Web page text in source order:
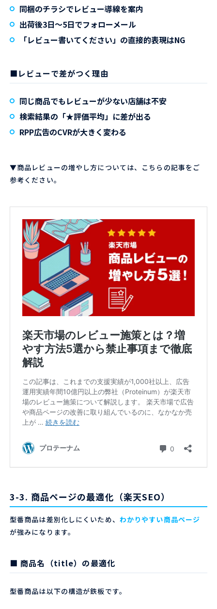
同梱のチラシでレビュー導線を案内
出荷後3日〜5日でフォローメール
「レビュー書いてください」の直接的表現はNG
■レビューで差がつく理由
同じ商品でもレビューが少ない店舗は不安
検索結果の「★評価平均」に差が出る
RPP広告のCVRが大きく変わる
▼商品レビューの増やし方については、こちらの記事をご
参考ください。
3-3. 商品ページの最適化（楽天SEO）
型番商品は差別化しにくいため、 わかりやすい商品ページ
が強みになります。
■ 商品名（title）の最適化
型番商品は以下の構造が鉄板です。